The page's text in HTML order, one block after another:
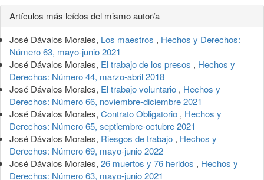
Detalles
del
artículo
Artículos más leídos del mismo autor/a
José Dávalos Morales, Los maestros , Hechos y Derechos:
Número 63, mayo-junio 2021
José Dávalos Morales, El trabajo de los presos , Hechos y
Derechos: Número 44, marzo-abril 2018
José Dávalos Morales, El trabajo voluntario , Hechos y
Derechos: Número 66, noviembre-diciembre 2021
José Dávalos Morales, Contrato Obligatorio , Hechos y
Derechos: Número 65, septiembre-octubre 2021
José Dávalos Morales, Riesgos de trabajo , Hechos y
Derechos: Número 69, mayo-junio 2022
José Dávalos Morales, 26 muertos y 76 heridos , Hechos y
Derechos: Número 63, mayo-junio 2021